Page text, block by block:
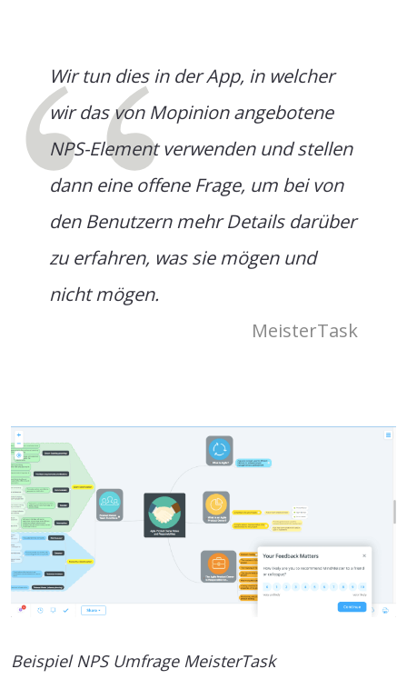
Wir tun dies in der App, in welcher
wir das von Mopinion angebotene
NPS-Element verwenden und stellen
dann eine offene Frage, um bei von
den Benutzern mehr Details darüber
zu erfahren, was sie mögen und
nicht mögen.
MeisterTask
Beispiel NPS Umfrage MeisterTask